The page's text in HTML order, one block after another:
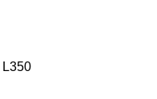
L350